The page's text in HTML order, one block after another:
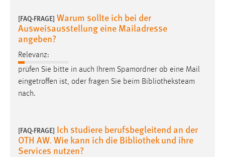
[FAQ-FRAGE] Warum sollte ich bei der
Ausweisausstellung eine Mailadresse
angeben?
Relevanz:
prüfen Sie bitte in auch Ihrem Spamordner ob eine Mail
eingetroffen ist, oder fragen Sie beim Bibliotheksteam
nach.
[FAQ-FRAGE] Ich studiere berufsbegleitend an der
OTH AW. Wie kann ich die Bibliothek und ihre
Services nutzen?